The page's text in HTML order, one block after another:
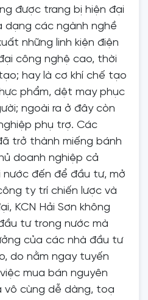
được trang bị hiện đại
dạng các ngành nghề
những linh kiện điện
công nghệ cao, thời
hay là cơ khí chế tạo
phẩm, dệt may phục
ngoài ra ở đây còn
phụ trợ. Các
trở thành miếng bánh
doanh nghiệp cả
đến để đầu tư, mở
ty trí chiến lược và
KCN Hải Sơn không
tư trong nước mà
của các nhà đầu tư
do nằm ngay tuyến
mua bán nguyên
vô cùng dễ dàng, toạ